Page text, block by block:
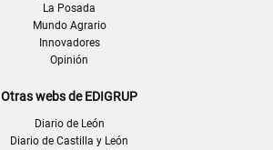
La Posada
Mundo Agrario
Innovadores
Opinión
Otras webs de EDIGRUP
Diario de León
Diario de Castilla y León